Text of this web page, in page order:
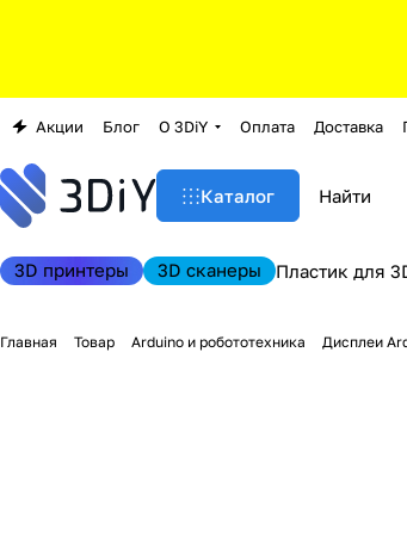
Акции Блог О 3DiY Оплата Доставка
Каталог
3D принтеры 3D сканеры Пластик для
Главная Товар Arduino и робототехника Дисплеи